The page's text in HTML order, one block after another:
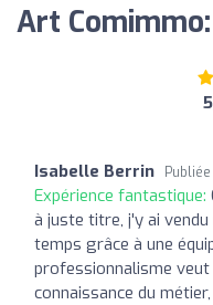
Art
5
Isabelle Berrin
Expérience fantastique:
à juste titre, j'y ai
temps grâce à une
professionnalisme veut
connaissance du